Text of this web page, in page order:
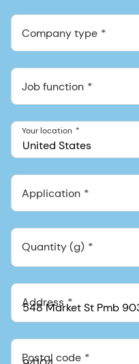
548 Market St Pmb 90375,
Company type
Job function
United States
Your location
Application
Quantity (g)
Address
Postal code